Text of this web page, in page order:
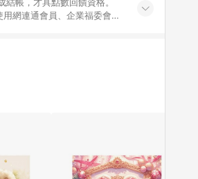
網連通會員、企業福委會員
獲得點數回饋。 5. 點數回
限」)，以同一訂單中同一
頁不符，以銷售網頁標示為
(含)以上進行申訴，恕無法
適用商品與使用條件請依點數